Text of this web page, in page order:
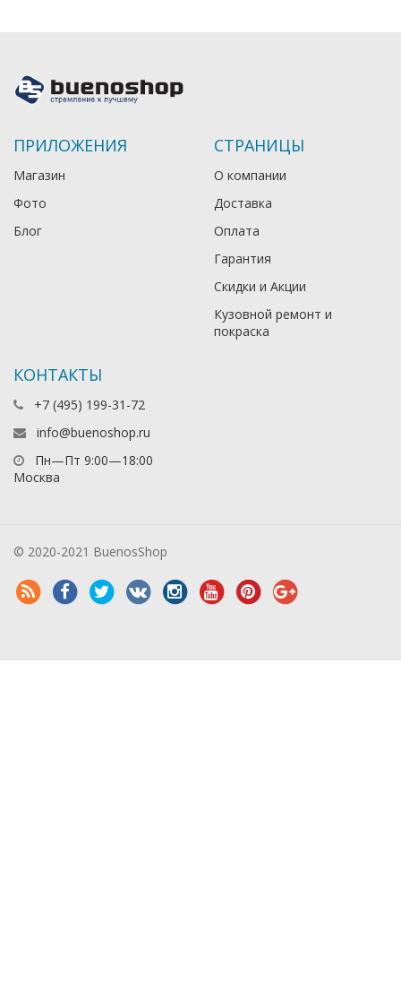
ПРИЛОЖЕНИЯ
Магазин
Фото
Блог
СТРАНИЦЫ
О компании
Доставка
Оплата
Гарантия
Скидки и Акции
Кузовной ремонт и
покраска
КОНТАКТЫ
+7 (495) 199-31-72
info@buenoshop.ru
Пн—Пт 9:00—18:00
Москва
© 2020-2021 BuenosShop